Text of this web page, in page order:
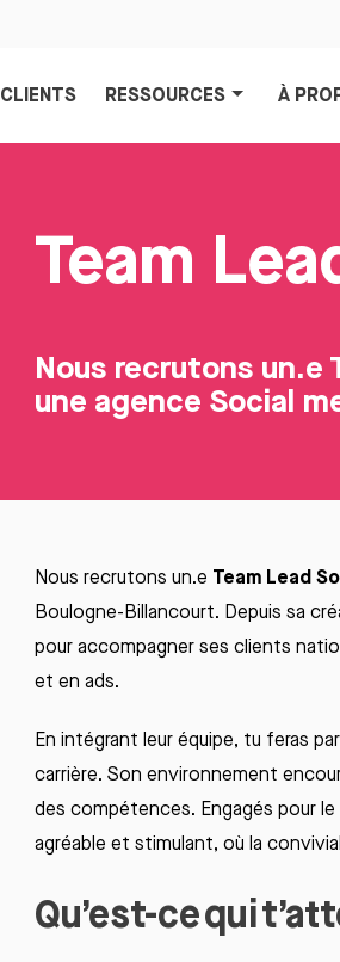
CLIENTS RESSOURCES À
Team
Nous recrutons un.e
une agence Social
Nous recrutons un.e Team Lead
Boulogne-Billancourt. Depuis sa
pour accompagner ses clients
et en ads.
En intégrant leuréquipe, tu feras
carrière. Son environnement
des compétences. Engagés pour
agréable et stimulant, où la
Qu’est-cequi